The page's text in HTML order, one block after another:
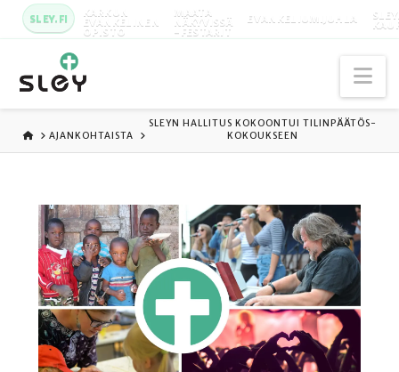
SLEY.FI KARKUN
EVANKELINEN
OPISTO
MAATA
NÄKYVISSÄ
-FESTARIT
EVANKELIUMIJUHLA
ETUSIVU
AJANKOHTAISTA
SLEYN HALLITUS KOKOONTUI TILINPÄÄTÖS-
KOKOUKSEEN